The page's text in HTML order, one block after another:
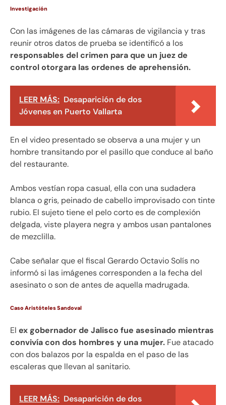
Investigación
Con las imágenes de las cámaras de vigilancia y tras
reunir otros datos de prueba se identificó a los
responsables del crimen para que un juez de
control otorgara las ordenes de aprehensión.
LEER MÁS: Desaparición de dos
Jóvenes en Puerto Vallarta
En el video presentado se observa a una mujer y un
hombre transitando por el pasillo que conduce al baño
del restaurante.
Ambos vestían ropa casual, ella con una sudadera
blanca o gris, peinado de cabello improvisado con tinte
rubio. El sujeto tiene el pelo corto es de complexión
delgada, viste playera negra y ambos usan pantalones
de mezclilla.
Cabe señalar que el fiscal Gerardo Octavio Solís no
informó si las imágenes corresponden a la fecha del
asesinato o son de antes de aquella madrugada.
Caso Aristóteles Sandoval
El ex gobernador de Jalisco fue asesinado mientras
convivía con dos hombres y una mujer. Fue atacado
con dos balazos por la espalda en el paso de las
escaleras que llevan al sanitario.
LEER MÁS: Desaparición de dos